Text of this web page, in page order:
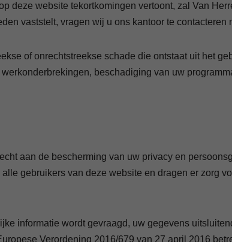
deze website tekortkomingen vertoont, zal Van
vaststelt, vragen wij u ons kantoor te contacteren
of onrechtstreekse schade die ontstaat uit het
beschadiging van uw
aan de bescherming van uw privacy en
gebruikers van deze website en dragen er zorg
informatie wordt gevraagd, uw gegevens
Verordening 2016/679 van 27 april 2016